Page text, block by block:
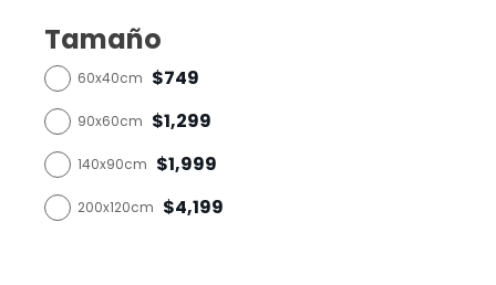
Tamaño
60x40cm $749
90x60cm $1,299
140x90cm $1,999
200x120cm $4,199